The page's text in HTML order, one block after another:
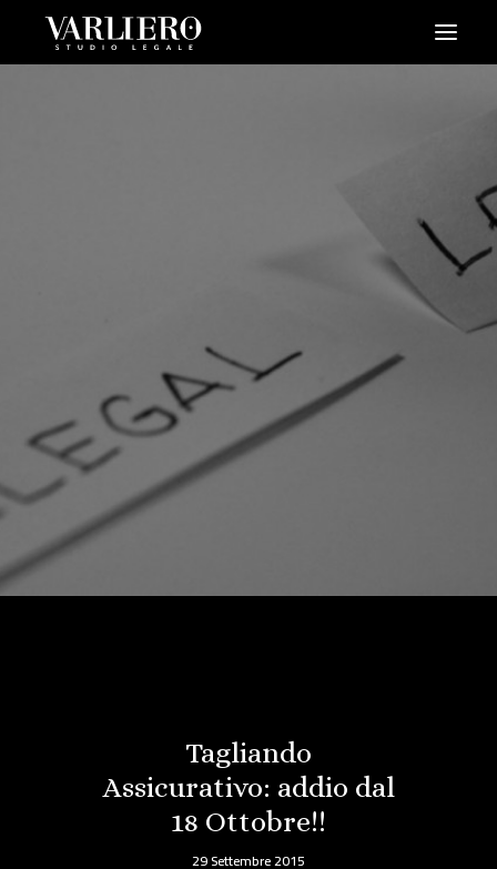
PRENDI UN APPUNTAMENTO
Tagliando
Assicurativo: addio dal
18 Ottobre!!
29 Settembre 2015